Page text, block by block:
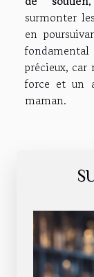
surmonter
en
fondamental
précieux, car
force et un
maman.